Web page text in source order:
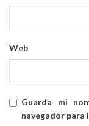
Web
Guarda mi
navegador para